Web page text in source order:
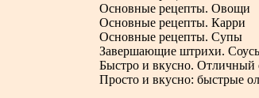
Основные рецепты. Овощи
Основные рецепты. Карри
Основные рецепты. Супы
Завершающие штрихи.
Быстро и вкусно. Отличный
Просто и вкусно: быстрые